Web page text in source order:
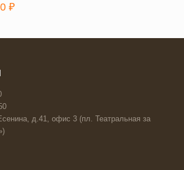
₽
д.41, офис 3 (пл. Театральная за